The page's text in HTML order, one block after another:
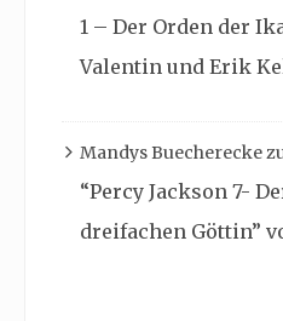
1 – Der Orden der
Valentin und Erik
Mandys Buecherecke
“Percy Jackson 7-
dreifachen Göttin”